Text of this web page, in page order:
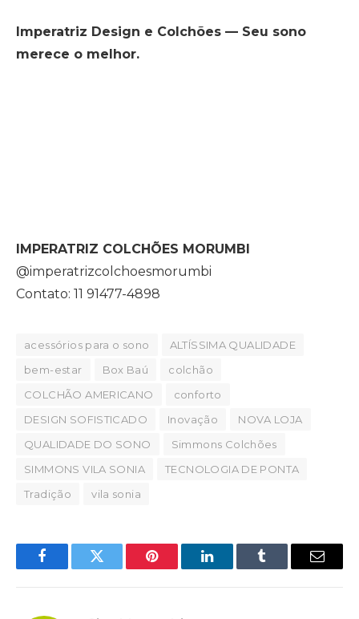
Imperatriz Design e Colchões — Seu sono
merece o melhor.
IMPERATRIZ COLCHÕES MORUMBI
@imperatrizcolchoesmorumbi
Contato: 11 91477-4898
acessórios para o sono
ALTÍSSIMA QUALIDADE
bem-estar
Box Baú
colchão
COLCHÃO AMERICANO
conforto
DESIGN SOFISTICADO
Inovação
NOVA LOJA
QUALIDADE DO SONO
Simmons Colchões
SIMMONS VILA SONIA
TECNOLOGIA DE PONTA
Tradição
vila sonia
FacebookTwitter Pinterest LinkedInTumblr Email